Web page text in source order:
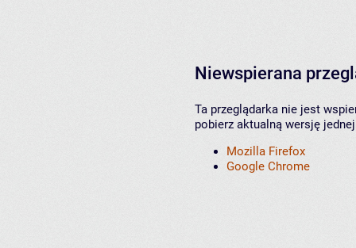
Niewspierana
Ta przeglądarka nie jest
pobierz aktualną wersję
Mozilla Firefox
Google Chrome